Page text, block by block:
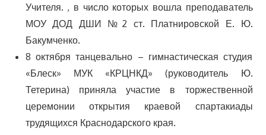
Учителя. , в число которых вошла преподаватель
МОУ ДОД ДШИ №2 ст. Платнировской Е. Ю.
Бакумченко.
8 октября танцевально – гимнастическая студия
«Блеск» МУК «КРЦНКД» (руководитель Ю.
Тетерина) приняла участие в торжественной
церемонии открытия краевой спартакиады
трудящихся Краснодарского края.